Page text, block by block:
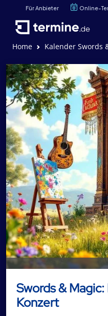
Für Anbieter Online-
Home Kalender Swords
Swords &
Konzert